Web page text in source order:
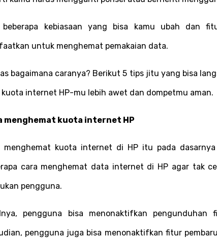
beberapa kebiasaan yang bisa kamu ubah dan
untuk menghemat pemakaian data.
bagaimana caranya? Berikut 5 tips jitu yang bisa
kuota internet HP-mu lebih awet dan dompetmu aman.
menghemat kuota internet HP
menghemat kuota internet di HP itu pada
cara menghemat data internet di HP agar tak
pengguna.
pengguna bisa menonaktifkan pengunduhan
pengguna juga bisa menonaktifkan fitur